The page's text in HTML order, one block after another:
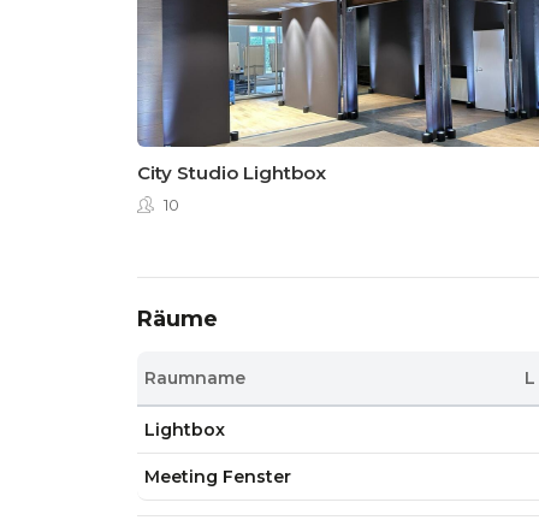
City Studio Lightbox
10
Räume
Raumname L
Lightbox
Meeting Fenster